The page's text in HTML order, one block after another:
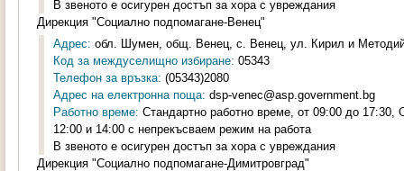
В звеното е осигурен достъп за хора с увреждания
Дирекция "Социално подпомагане-Венец"
Адрес: обл. Шумен, общ. Венец, с. Венец, ул. Кирил и
Код за междуселищно избиране: 05343
Телефон за връзка: (05343)2080
Адрес на електронна поща: dsp-venec@asp.government.bg
Работно време: Стандартно работно време, от 09:00 до
12:00 и 14:00 с непрекъсваем режим на работа
В звеното е осигурен достъп за хора с увреждания
Дирекция "Социално подпомагане-Димитровград"